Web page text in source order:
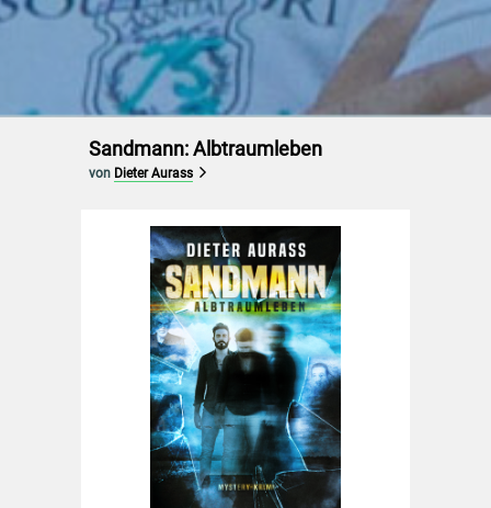
Sandmann: Albtraumleben
von Dieter Aurass